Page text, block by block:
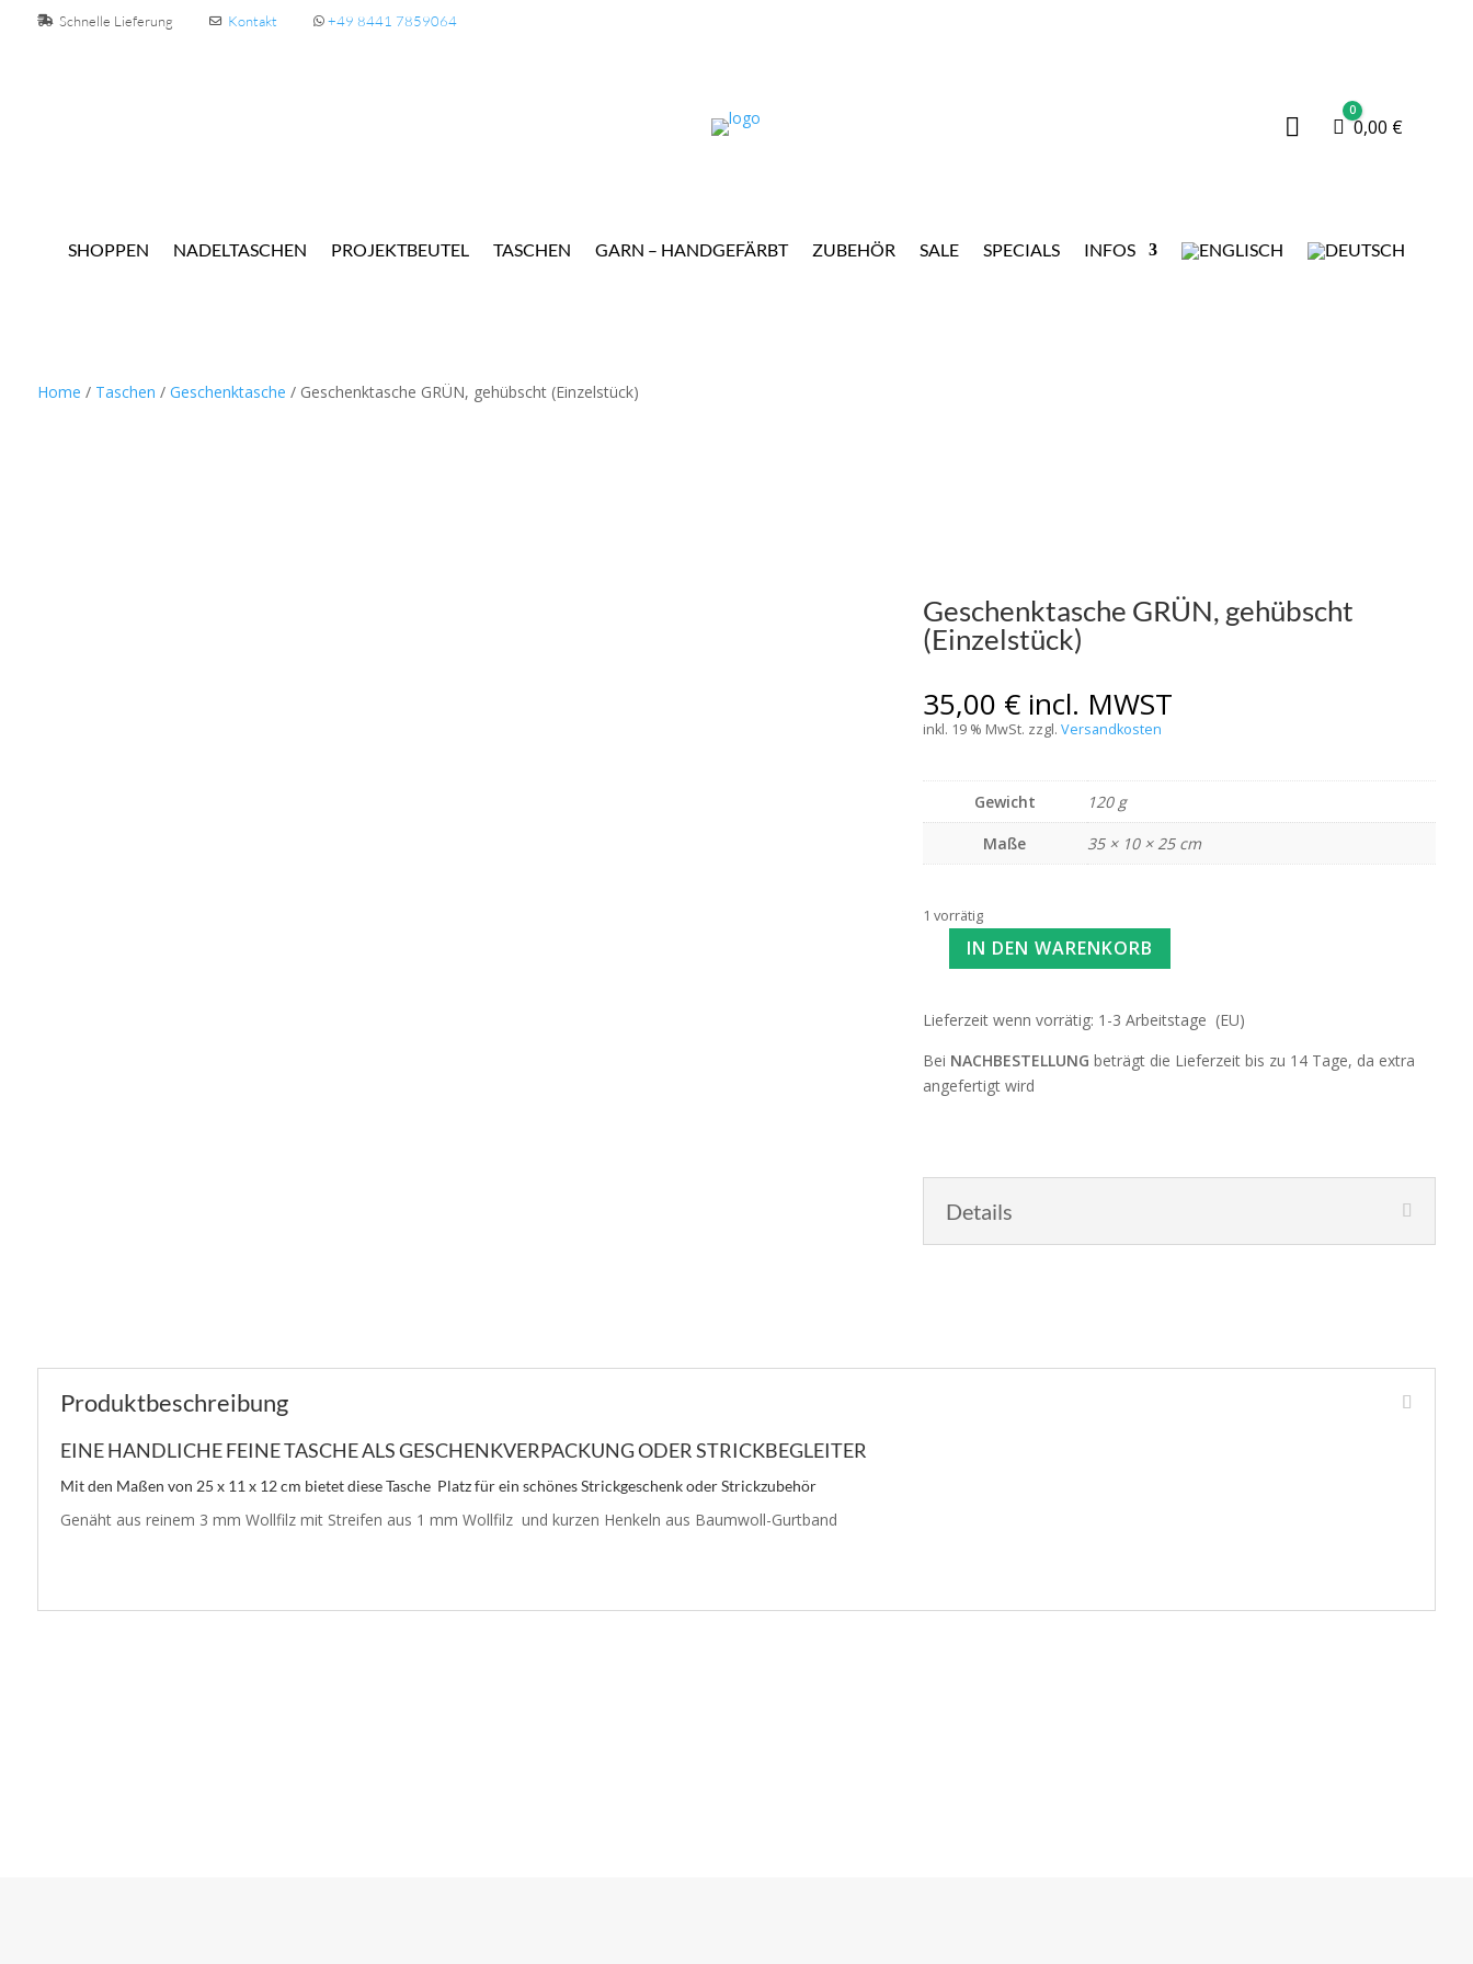
Schnelle Lieferung Kontakt +49 8441 7859064
 Warenkorb
0
0,00 €
SHOPPEN NADELTASCHEN PROJEKTBEUTEL TASCHEN GARN – HANDGEFÄRBT ZUBEHÖR SALE SPECIALS INFOS
Home / Taschen / Geschenktasche / Geschenktasche GRÜN, gehübscht (Einzelstück)
Geschenktasche GRÜN, gehübscht
(Einzelstück)
35,00 € incl. MWST
inkl. 19 % MwSt. zzgl. Versandkosten
Gewicht
120 g
Maße
35 × 10 × 25 cm
1 vorrätig
IN DEN WARENKORB
Lieferzeit wenn vorrätig: 1-3 Arbeitstage (EU)
Bei NACHBESTELLUNG beträgt die Lieferzeit bis zu 14 Tage, da extra
angefertigt wird
Details
Produktbeschreibung
EINE HANDLICHE FEINE TASCHE ALS GESCHENKVERPACKUNG ODER STRICKBEGLEITER
Mit den Maßen von 25 x 11 x 12 cm bietet diese Tasche Platz für ein schönes Strickgeschenk oder Strickzubehör
Genäht aus reinem 3 mm Wollfilz mit Streifen aus 1 mm Wollfilz und kurzen Henkeln aus Baumwoll-Gurtband